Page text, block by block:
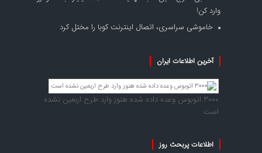
وارد کن!
خاموشی سراسری، اتصال اینترنت کوبا را مختل کرد
آخرین اطلاعات ایران
۳۰۰۰ اتوبوس وعده داده شده هنوز وارد طرح اربعین نشده
است
اطلاعات پربحث روز